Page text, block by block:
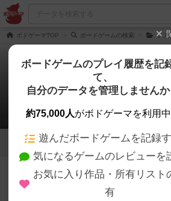
ボドゲーマTOP ボードゲームの検索 ラブ
ラブレターストー
あのラブレターにストーリーが追加され、その
2 2 6
作品紹介 レビュー 1年以上前
あのラブレターにストーリ
ボードゲームのプレイ履歴を記
て、
自分のデータを管理しませんか
約75,000人がボドゲーマを利用中
遊んだボードゲームを記録
気になるゲームのレビューを
お気に入り作品・所有リスト
有